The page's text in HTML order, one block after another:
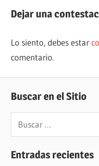
entradas
Dejar una
Lo siento, debes estar
comentario.
Buscar en el Sitio
Buscar:
Entradas recientes